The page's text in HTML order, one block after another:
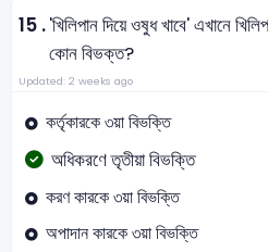
15 .'খিলিপান দিয়ে ওষুধ খাবে' এখানে
কোন বিভক্ত?
Updated: 2 weeks ago
কর্তৃকারকে ৩য়া বিভক্তি
অধিকরণে তৃতীয়া বিভক্তি
করণ কারকে ৩য়া বিভক্তি
অপাদান কারকে ৩য়া বিভক্তি